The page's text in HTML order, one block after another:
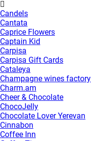
Candels
Cantata
Caprice Flowers
Captain Kid
Carpisa
Carpisa Gift Cards
Cataleya
Champagne wines factory
Charm.am
Cheer & Chocolate
ChocoJelly
Chocolate Lover Yerevan
Cinnabon
Coffee Inn